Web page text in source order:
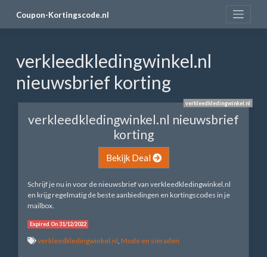
Coupon-Kortingscode.nl
verkleedkledingwinkel.nl
nieuwsbrief korting
verkleedkledingwinkel.nl
verkleedkledingwinkel.nl nieuwsbrief
korting
Bekijk Deal
Schrijf je nu in voor de nieuwsbrief van verkleedkledingwinkel.nl
en krijg regelmatig de beste aanbiedingen en kortingscodes in je
mailbox.
Expired On 31/12/2022
verkleedkledingwinkel.nl Mode en sieraden